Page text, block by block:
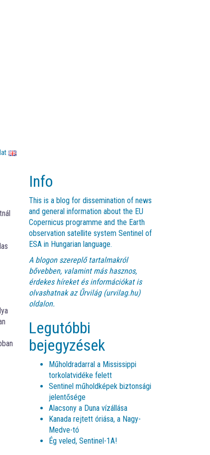
Info
This is a blog for dissemination of news
and general information about the EU
Copernicus programme and the Earth
observation satellite system Sentinel of
ESA in Hungarian language.
A blogon szereplő tartalmakról
bővebben, valamint más hasznos,
érdekes híreket és információkat is
olvashatnak azŰrvilág (urvilag.hu)
oldalon.
Legutóbbi
bejegyzések
Műholdradarral a Mississippi
torkolatvidéke felett
Sentinel műholdképek biztonsági
jelentősége
Alacsony a Duna vízállása
Kanada rejtett óriása, a Nagy-
Medve-tó
Ég veled, Sentinel-1A!